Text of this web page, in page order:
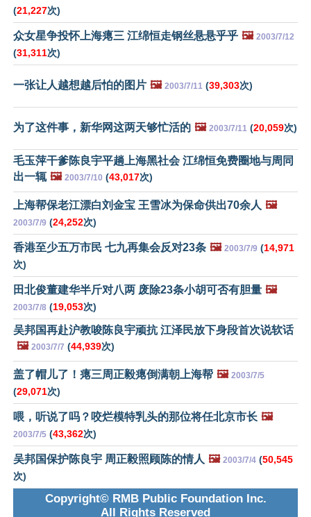
(21,227次)
众女星争投怀上海瘪三 江绵恒走钢丝悬悬乎乎 🖼️ 2003/7/12
(31,311次)
一张让人越想越后怕的图片 🖼️ 2003/7/11 (39,303次)
为了这件事，新华网这两天够忙活的 🖼️ 2003/7/11 (20,059次)
毛玉萍干爹陈良宇平趟上海黑社会 江绵恒免费圈地与周同
出一辄 🖼️ 2003/7/10 (43,017次)
上海帮保老江漂白刘金宝 王雪冰为保命供出70余人 🖼️
2003/7/9 (24,252次)
香港至少五万市民 七九再集会反对23条 🖼️ 2003/7/9 (14,971
次)
田北俊董建华半斤对八两 废除23条小胡可否有胆量 🖼️
2003/7/8 (19,053次)
吴邦国再赴沪教唆陈良宇顽抗 江泽民放下身段首次说软话
🖼️ 2003/7/7 (44,939次)
盖了帽儿了！瘪三周正毅瘪倒满朝上海帮 🖼️ 2003/7/5
(29,071次)
喂，听说了吗？咬烂模特乳头的那位将任北京市长 🖼️
2003/7/5 (43,362次)
吴邦国保护陈良宇 周正毅照顾陈的情人 🖼️ 2003/7/4 (50,545
次)
Copyright© RMB Public Foundation Inc.
All Rights Reserved